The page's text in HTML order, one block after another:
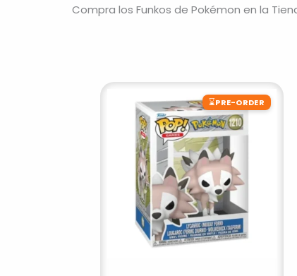
Compra los Funkos de Pokémon en la
⌛PRE-ORDER